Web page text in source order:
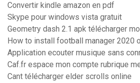
Convertir kindle amazon en pdf
Skype pour windows vista gratuit
Geometry dash 2.1 apk télécharger
How to install football manager 2020
Application ecouter musique sans
Caf.fr espace mon compte rubrique
Cant télécharger elder scrolls online